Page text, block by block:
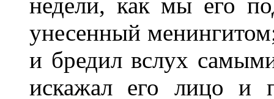
недели, как мы его
унесенный
и бредил вслух
искажал его лицо и